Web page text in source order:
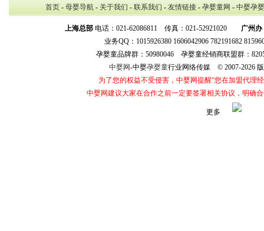
首页 - 母婴导航 - 关于我们 - 联系我们 - 友情链接 - 孕婴童网 - 中婴孕
上海总部电话：021-62086811 传真：021-52921020 广州办
业务QQ：1015926380 1606042906 782191682
孕婴童品牌群：50980046 孕婴童经销商联盟群：
中婴网-中婴孕婴童行业网络传媒 © 2007-2026
为了您的权益不受侵害，中婴网提醒“您在加盟代理
中婴网建议大家在合作之前一定要签署相关协议，明确
更多